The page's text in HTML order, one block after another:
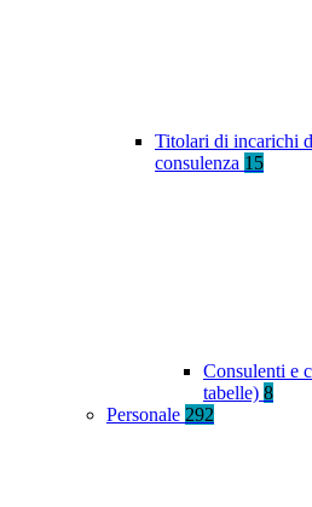
Titolari di incarichi
consulenza 15
Consulenti e
tabelle) 8
Personale 292